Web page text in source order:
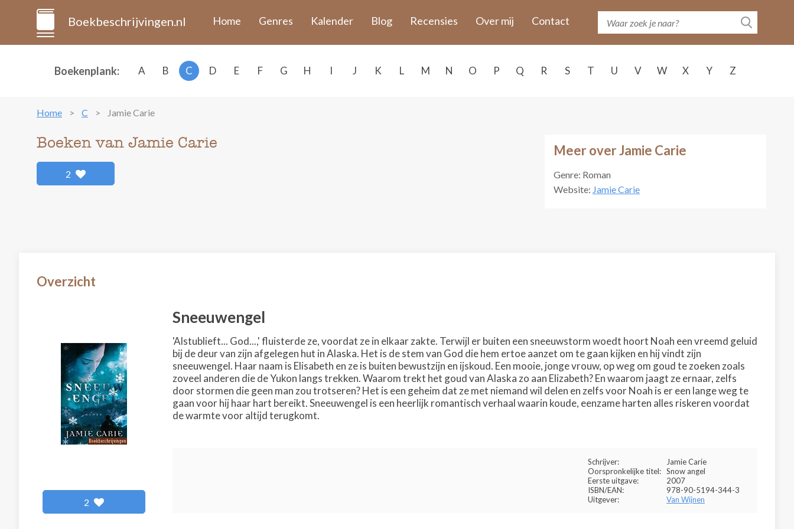
Boekbeschrijvingen.nl Home Genres Kalender Blog Recensies Over mij Contact
Boekenplank: A B C D E F G H I J K L M N O P Q R S T U V W X Y Z
Home C Jamie Carie
Meer over Jamie Carie
Genre: Roman
Website: Jamie Carie
Boeken van Jamie Carie
2
Overzicht
2
Sneeuwengel
'Alstublieft... God...,' fluisterde ze, voordat ze in elkaar zakte. Terwijl er buiten een sneeuwstorm woedt hoort Noah een vreemd geluid
bij de deur van zijn afgelegen hut in Alaska. Het is de stem van God die hem ertoe aanzet om te gaan kijken en hij vindt zijn
sneeuwengel. Haar naam is Elisabeth en ze is buiten bewustzijn en ijskoud. Een mooie, jonge vrouw, op weg om goud te zoeken zoals
zoveel anderen die de Yukon langs trekken. Waarom trekt het goud van Alaska zo aan Elizabeth? En waarom jaagt ze ernaar, zelfs
door stormen die geen man zou trotseren? Het is een geheim dat ze met niemand wil delen en zelfs voor Noah is er een lange weg te
gaan voor hij haar hart bereikt. Sneeuwengel is een heerlijk romantisch verhaal waarin koude, eenzame harten alles riskeren voordat
de warmte voor altijd terugkomt.
Schrijver:
Jamie Carie
Oorspronkelijke titel: Snow angel
Eerste uitgave:
2007
ISBN/EAN:
978-90-5194-344-3
Uitgever:
Van Wijnen